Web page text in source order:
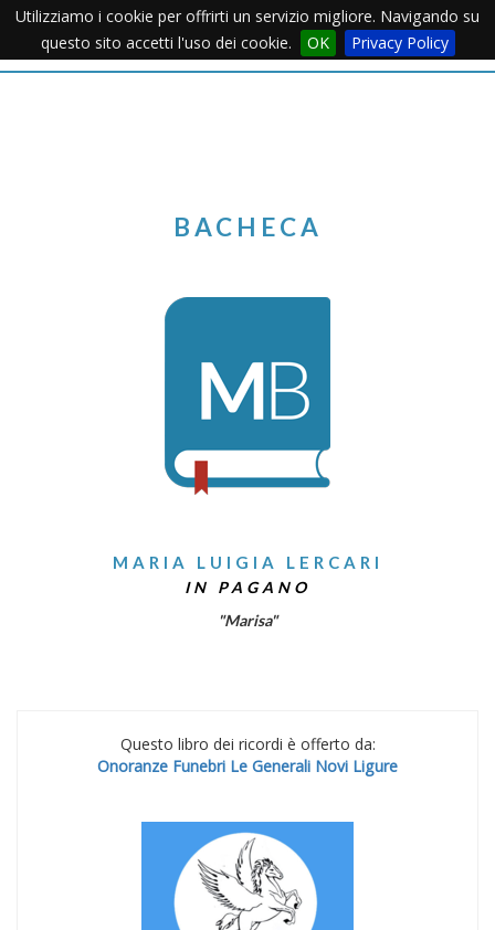
Utilizziamo i cookie per offrirti un servizio migliore. Navigando su
questo sito accetti l'uso dei cookie.
OK Privacy PolicyMenu
BACHECA
MARIA LUIGIA LERCARI
IN PAGANO
"Marisa"
Questo libro dei ricordi è offerto da:
Onoranze Funebri Le Generali Novi Ligure